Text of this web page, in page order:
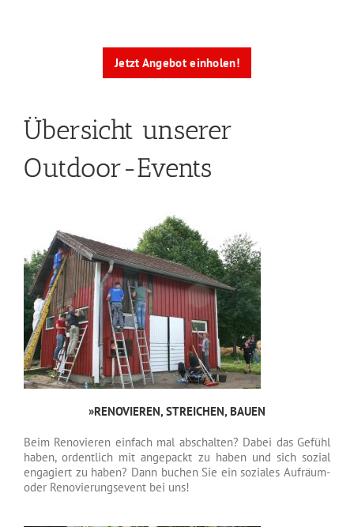
Jetzt Angebot einholen!
Übersicht unserer
Outdoor-Events
»RENOVIEREN, STREICHEN, BAUEN
Beim Renovieren einfach mal abschalten? Dabei das Gefühl
haben, ordentlich mit angepackt zu haben und sich sozial
engagiert zu haben? Dann buchen Sie ein soziales Aufräum-
oder Renovierungsevent bei uns!